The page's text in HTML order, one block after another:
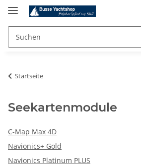
Startseite
Seekartenmodule
C-Map Max 4D
Navionics+ Gold
Navionics Platinum PLUS